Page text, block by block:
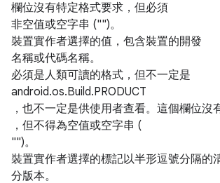
欄位沒有特定格式要求，但必須
非空值或空字串 ("")。
裝置實作者選擇的值，包含裝置的開發
名稱或代碼名稱。
必須是人類可讀的格式，但不一定是
android.os.Build.PRODUCT
，也不一定是供使用者查看。這個欄位沒
，但不得為空值或空字串 (
"")。
裝置實作者選擇的標記以半形逗號分隔的
分版本。